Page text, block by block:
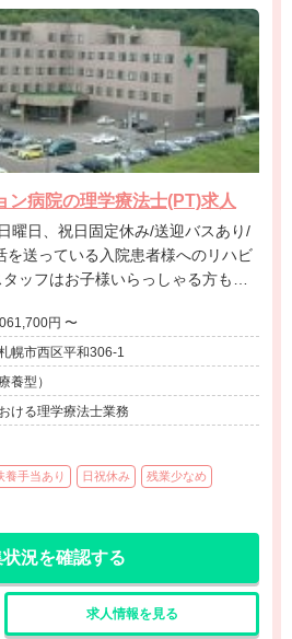
ン病院の理学療法士(PT)求人
を送っている入院患者様へのリハビ
ッフはお子様いらっしゃる方も多
の方が特におすすめの事業所で
年収 3,061,700円 〜
幌市西区平和306-1
養型）
ける理学療法士業務
養手当あり 日祝休み 残業少なめ
況を確認する
求人情報を見る